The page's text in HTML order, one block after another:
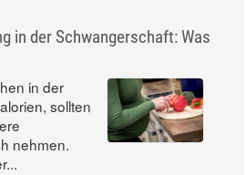
in der Schwangerschaft: Was
in der
sollten
nehmen.